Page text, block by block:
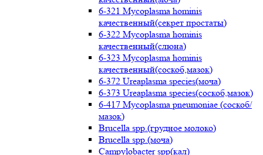
6-321 Mycoplasma hominis
качественный(секрет простаты)
6-322 Mycoplasma hominis
качественный(слюна)
6-323 Mycoplasma hominis
качественный(соскоб,мазок)
6-372 Ureaplasma species(моча)
6-373 Ureaplasma species(соскоб,мазок)
6-417 Mycoplasma pneumoniae (соскоб/
мазок)
Brucella spp.(грудное молоко)
Brucella spp.(моча)
Campylobacter spp(кал)